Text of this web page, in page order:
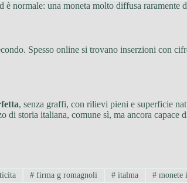
normale: una moneta molto diffusa raramente
Spesso online si trovano inserzioni con
, senza graffi, con rilievi pieni e superficie
storia italiana, comune sì, ma ancora capace
# firma g romagnoli # italma #monete